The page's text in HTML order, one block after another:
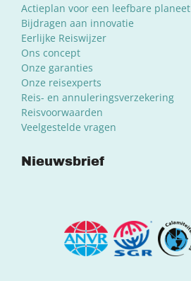
Actieplan voor een leefbare planeet
Bijdragen aan innovatie
Eerlijke Reiswijzer
Ons concept
Onze garanties
Onze reisexperts
Reis- en annuleringsverzekering
Reisvoorwaarden
Veelgestelde vragen
Nieuwsbrief